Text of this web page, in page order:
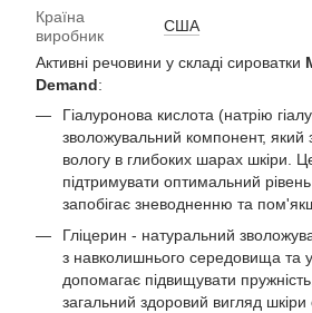
Країна
виробник
США
Активні речовини у складі сироватки
Demand:
Гіалуронова кислота (натрію
зволожувальний компонент, який
вологу в глибоких шарах шкіри.
підтримувати оптимальний рівень
запобігає зневодненню та
Гліцерин - натуральний
з навколишнього середовища та
допомагає підвищувати
загальний здоровий вигляд шкіри